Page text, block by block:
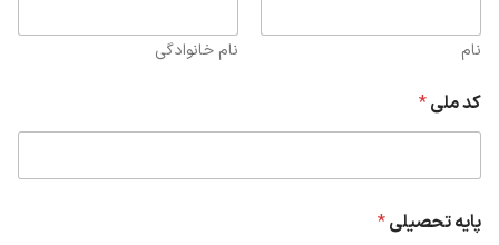
نام نام خانوادگی
کد ملی*
پایه تحصیلی*